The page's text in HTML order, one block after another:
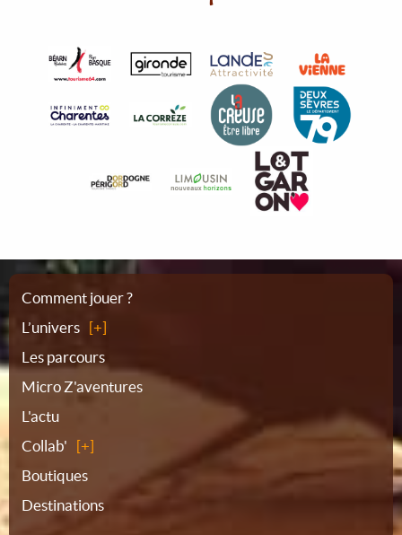
Plan
du
site
Comment jouer ?
L’univers
Les parcours
Micro Z'aventures
L'actu
Collab'
Boutiques
Destinations